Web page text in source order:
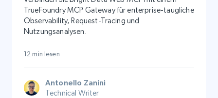
TrueFoundry MCP Gateway für enterprise-taugliche
Observability, Request-Tracing und
Nutzungsanalysen.
12 min lesen
Antonello Zanini
Technical Writer